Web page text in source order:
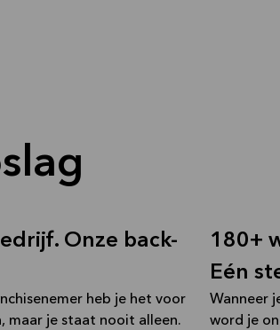
Onze back-
heb je het voor
maar je staat nooit alleen.
180+
Eén
Wanneer
word je